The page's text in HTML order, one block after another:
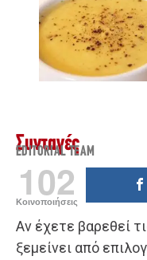
Συνταγές
EDITORIAL TEAM
102
Κοινοποιήσεις
Αν έχετε βαρεθεί
ξεμείνει από